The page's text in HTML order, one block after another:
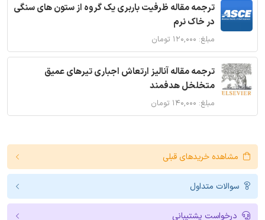
ترجمه مقاله ظرفیت باربری یک گروه از ستون های سنگی
در خاک نرم
مبلغ: ۱۲۰,۰۰۰ تومان
ترجمه مقاله آنالیز ارتعاش اجباری تیرهای عمیق
متخلخل هدفمند
مبلغ: ۱۴۰,۰۰۰ تومان
مشاهده خریدهای قبلی
سوالات متداول
درخواست پشتیبانی